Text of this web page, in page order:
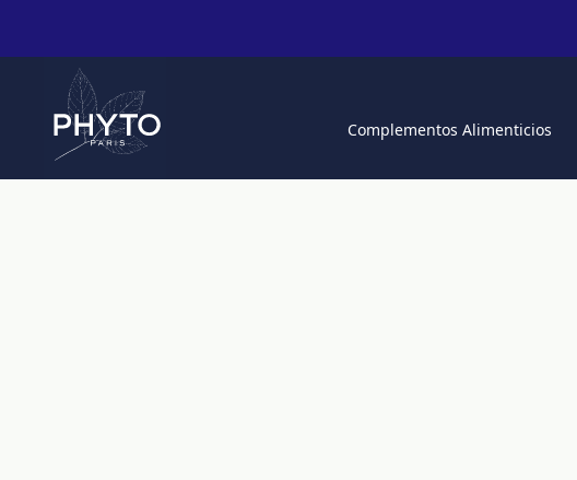
Complementos Alimenticios